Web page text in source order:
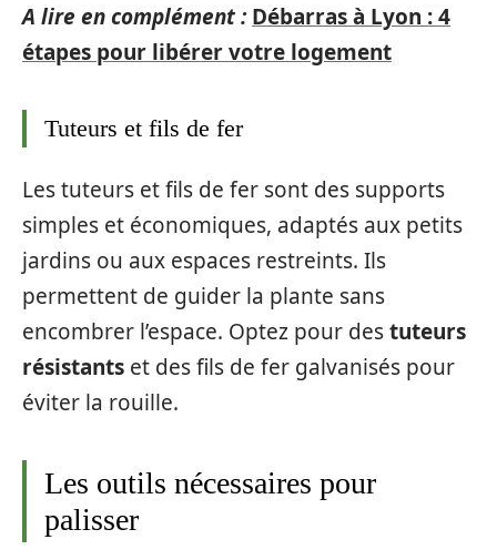
A lire en complément : Débarras à Lyon : 4
étapes pour libérer votre logement
Tuteurs et fils de fer
Les tuteurs et fils de fer sont des supports
simples et économiques, adaptés aux petits
jardins ou aux espaces restreints. Ils
permettent de guider la plante sans
encombrer l’espace. Optez pour destuteurs
résistants et des fils de fer galvanisés pour
éviter la rouille.
Les outils nécessaires pour
palisser